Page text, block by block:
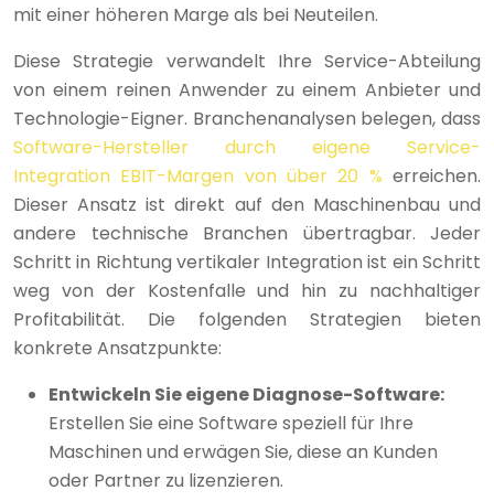
mit einer höheren Marge als bei Neuteilen.
Diese Strategie verwandelt Ihre Service-Abteilung
von einem reinen Anwender zu einem Anbieter und
Technologie-Eigner. Branchenanalysen belegen, dass
Software-Hersteller durch eigene Service-
Integration EBIT-Margen von über 20 % erreichen.
Dieser Ansatz ist direkt auf den Maschinenbau und
andere technische Branchen übertragbar. Jeder
Schritt in Richtung vertikaler Integration ist ein Schritt
weg von der Kostenfalle und hin zu nachhaltiger
Profitabilität. Die folgenden Strategien bieten
konkrete Ansatzpunkte:
Entwickeln Sie eigene Diagnose-Software:
Erstellen Sie eine Software speziell für Ihre
Maschinen und erwägen Sie, diese an Kunden
oder Partner zu lizenzieren.